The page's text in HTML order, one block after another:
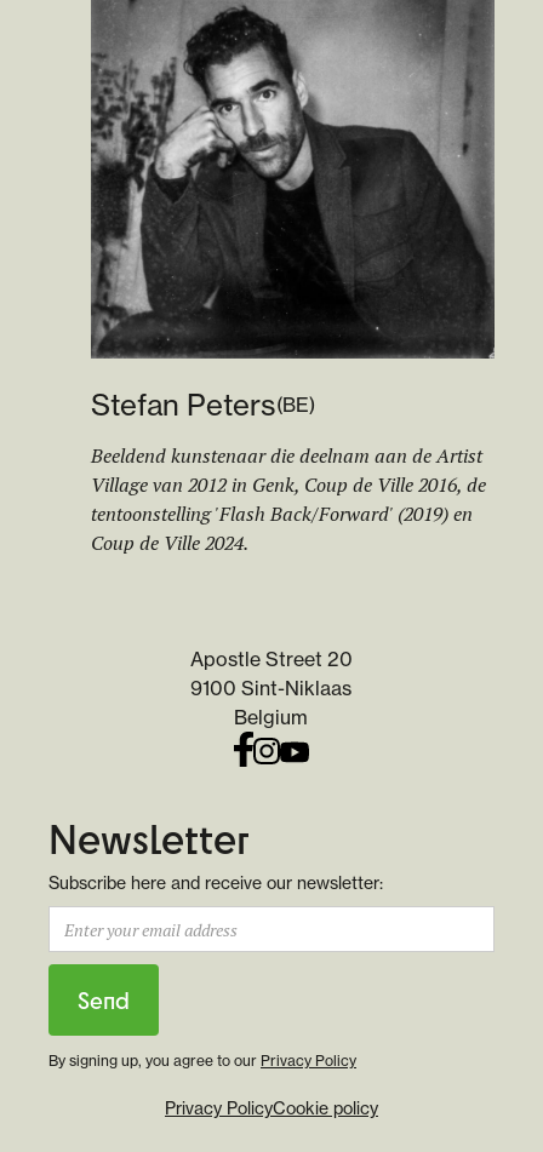
Stefan Peters(BE)
Beeldend kunstenaar die deelnam aan de Artist
Village van 2012 in Genk, Coup de Ville 2016, de
tentoonstelling 'Flash Back/Forward' (2019) en
Coup de Ville 2024.
Apostle Street 20
9100 Sint-Niklaas
Belgium
Newsletter
Subscribe here and receive our newsletter:
By signing up, you agree to our Privacy Policy
Privacy PolicyCookie policy